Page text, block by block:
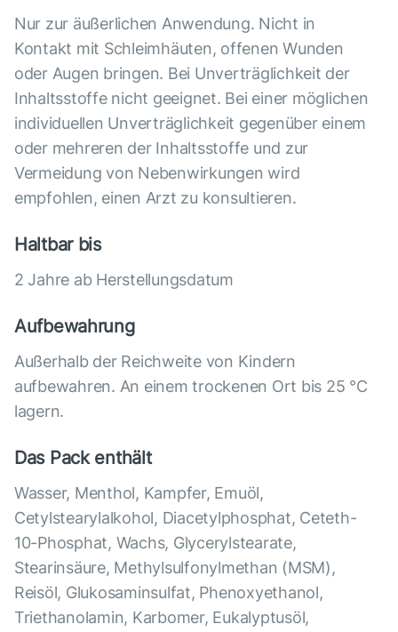
Nur zur äußerlichen Anwendung. Nicht in
Kontakt mit Schleimhäuten, offenen Wunden
oder Augen bringen. Bei Unverträglichkeit der
Inhaltsstoffe nicht geeignet. Bei einer möglichen
individuellen Unverträglichkeit gegenüber einem
oder mehreren der Inhaltsstoffe und zur
Vermeidung von Nebenwirkungen wird
empfohlen, einen Arzt zu konsultieren.
Haltbar bis
2 Jahre ab Herstellungsdatum
Aufbewahrung
Außerhalb der Reichweite von Kindern
aufbewahren. An einem trockenen Ort bis 25 °C
lagern.
Das Pack enthält
Wasser, Menthol, Kampfer, Emuöl,
Cetylstearylalkohol, Diacetylphosphat, Ceteth-
10-Phosphat, Wachs, Glycerylstearate,
Stearinsäure, Methylsulfonylmethan (MSM),
Reisöl, Glukosaminsulfat, Phenoxyethanol,
Triethanolamin, Karbomer, Eukalyptusöl,